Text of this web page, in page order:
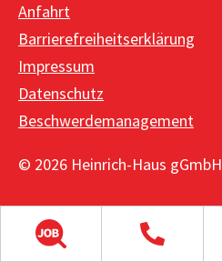
Anfahrt
Barrierefreiheitserklärung
Impressum
Datenschutz
Beschwerdemanagement
© 2026 Heinrich-Haus gGmbH